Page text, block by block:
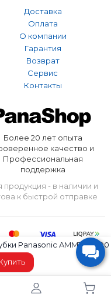
Panasonic AMM19C-300
Доставка
Оплата
О компании
Гарантия
Возврат
Сервис
Контакты
Более 20 лет опыта
качество и
Профессиональная
поддержка
продукция - в наличии и
к быстрой отправке
защищены.